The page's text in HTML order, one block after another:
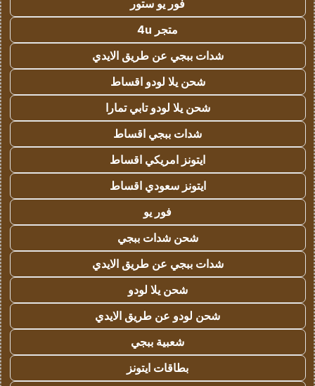
فور يو ستور
متجر 4u
شدات ببجي عن طريق الايدي
شحن يلا لودو اقساط
شحن يلا لودو تابي تمارا
شدات ببجي اقساط
ايتونز امريكي اقساط
ايتونز سعودي اقساط
فور يو
شحن شدات ببجي
شدات ببجي عن طريق الايدي
شحن يلا لودو
شحن لودو عن طريق الايدي
شعبية ببجي
بطاقات ايتونز